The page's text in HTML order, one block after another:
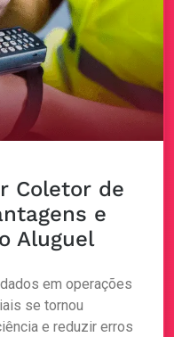
Coletor de
e
Aluguel
em operações
se tornou
e reduzir erros